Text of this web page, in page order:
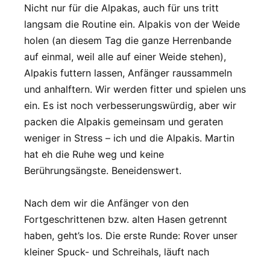
Nicht nur für die Alpakas, auch für uns tritt
langsam die Routine ein. Alpakis von der Weide
holen (an diesem Tag die ganze Herrenbande
auf einmal, weil alle auf einer Weide stehen),
Alpakis futtern lassen, Anfänger raussammeln
und anhalftern. Wir werden fitter und spielen uns
ein. Es ist noch verbesserungswürdig, aber wir
packen die Alpakis gemeinsam und geraten
weniger in Stress – ich und die Alpakis. Martin
hat eh die Ruhe weg und keine
Berührungsängste. Beneidenswert.
Nach dem wir die Anfänger von den
Fortgeschrittenen bzw. alten Hasen getrennt
haben, geht’s los. Die erste Runde: Rover unser
kleiner Spuck- und Schreihals, läuft nach